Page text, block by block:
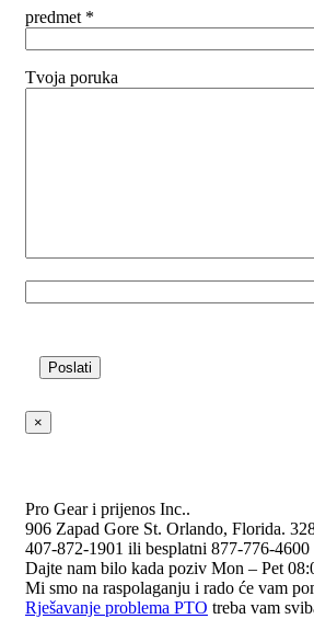
predmet *
Tvoja poruka
×
Pro Gear i prijenos Inc..
906 Zapad Gore St. Orlando, Florida.
407-872-1901 ili besplatni 877-776-4600
Dajte nam bilo kada poziv Mon – Pet
Mi smo na raspolaganju i rado će vam
Rješavanje problema PTO treba vam